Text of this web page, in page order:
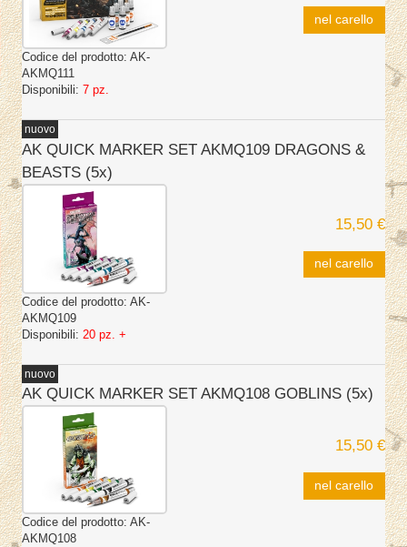
Codice del prodotto: AK-
AKMQ111
Disponibili: 7 pz.
nel carello
AK QUICK MARKER SET AKMQ109 DRAGONS &
BEASTS (5x)
Codice del prodotto: AK-
AKMQ109
Disponibili: 20 pz. +
15,50 €
nel carello
nuovo
AK QUICK MARKER SET AKMQ108 GOBLINS (5x)
Codice del prodotto: AK-
AKMQ108
15,50 €
nel carello
nuovo